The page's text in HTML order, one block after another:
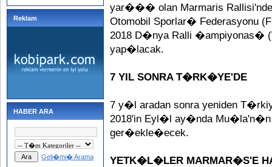
Reklam
HABER ARA
Geli�mi� Arama
yar��� olan Marmaris
Otomobil Sporlar� Federasyonu
2018 D�nya Ralli �ampiyonas�
yap�lacak.
7 YIL SONRA T�RK�YE'DE
7 y�l aradan sonra yeniden
2018'in Eyl�l ay�nda Mu�la'n�n
ger�ekle�ecek.
YETK�L�LER MARMAR�S'E